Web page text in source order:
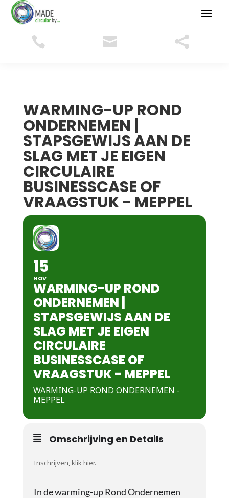
  
WARMING-UP ROND
ONDERNEMEN |
STAPSGEWIJS AAN DE
SLAG MET JE EIGEN
CIRCULAIRE
BUSINESSCASE OF
VRAAGSTUK - MEPPEL
15
NOV
WARMING-UP ROND
ONDERNEMEN |
STAPSGEWIJS AAN DE
SLAG MET JE EIGEN
CIRCULAIRE
BUSINESSCASE OF
VRAAGSTUK - MEPPEL
WARMING-UP ROND ONDERNEMEN -
MEPPEL
Omschrijving en Details
Inschrijven, klik hier.
In de warming-up Rond Ondernemen